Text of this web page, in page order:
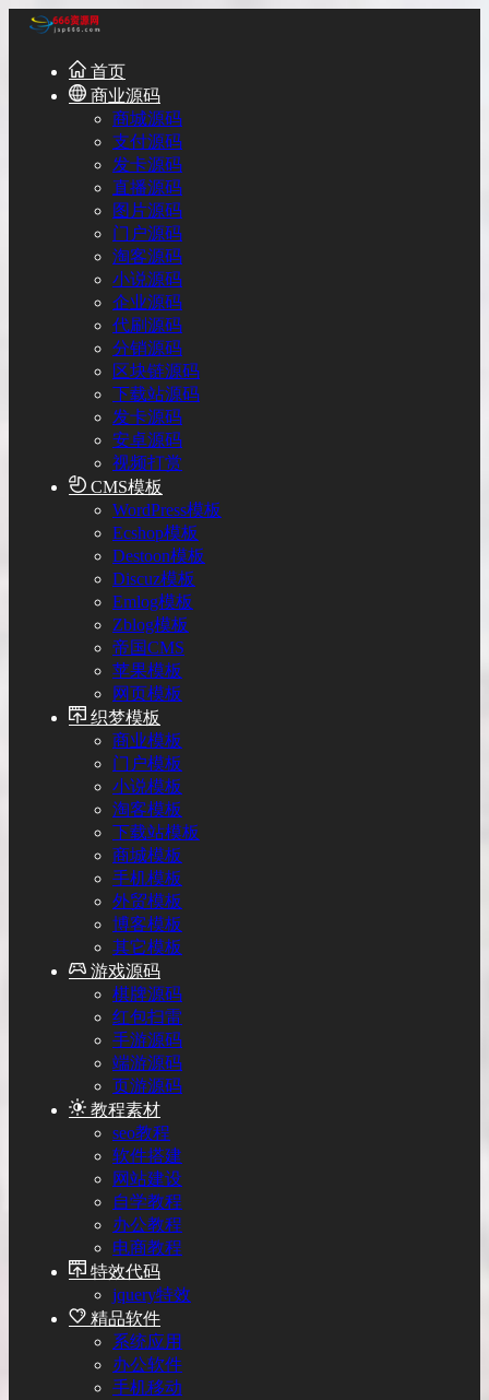
首页
商业源码
商城源码
支付源码
发卡源码
直播源码
图片源码
门户源码
淘客源码
小说源码
企业源码
代刷源码
分销源码
区块链源码
下载站源码
发卡源码
安卓源码
视频打赏
CMS模板
WordPress模板
Ecshop模板
Destoon模板
Discuz模板
Emlog模板
Zblog模板
帝国CMS
苹果模板
网页模板
织梦模板
商业模板
门户模板
小说模板
淘客模板
下载站模板
商城模板
手机模板
外贸模板
博客模板
其它模板
游戏源码
棋牌源码
红包扫雷
手游源码
端游源码
页游源码
教程素材
seo教程
软件搭建
网站建设
自学教程
办公教程
电商教程
特效代码
jquery特效
精品软件
系统应用
办公软件
手机移动